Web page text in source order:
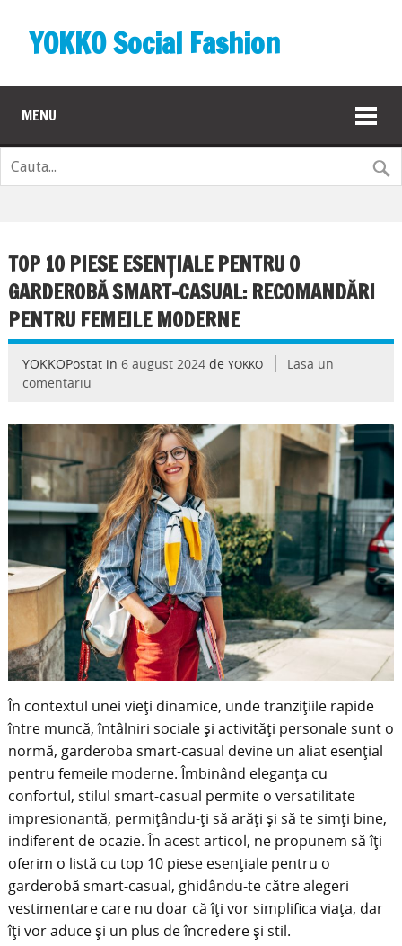
YOKKO Social Fashion
MENU
TOP 10 PIESE ESENȚIALE PENTRU O
GARDEROBĂ SMART-CASUAL: RECOMANDĂRI
PENTRU FEMEILE MODERNE
YOKKOPostat in 6 august 2024de YOKKO
Lasa un
comentariu
În contextul unei vieți dinamice, unde tranzițiile rapide
între muncă, întâlniri sociale și activități personale sunt o
normă, garderoba smart-casual devine un aliat esențial
pentru femeile moderne. Îmbinând eleganța cu
confortul, stilul smart-casual permite o versatilitate
impresionantă, permițându-ți să arăți și să te simți bine,
indiferent de ocazie. În acest articol, ne propunem să îți
oferim o listă cu top 10 piese esențiale pentru o
garderobă smart-casual, ghidându-te către alegeri
vestimentare care nu doar că îți vor simplifica viața, dar
îți vor aduce și un plus de încredere și stil.